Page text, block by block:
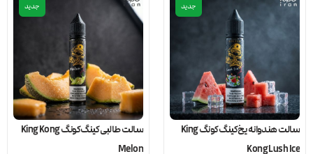
جدید
سالت هندوانه یخ کینگ کونگ King
Kong Lush Ice
جدید
سالت طالبی کینگ کونگ King Kong
Melon